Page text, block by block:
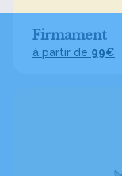
Firmament
à partir de 99€